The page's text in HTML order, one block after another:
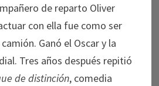
de reparto Oliver
con ella fue como ser
Ganó el Oscar y la
Tres años después repitió
de distinción, comedia